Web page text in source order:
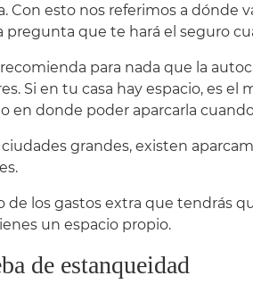
Con esto nos referimos a dónde
pregunta que te hará el seguro
para nada que la
Si en tu casa hay espacio, es
en donde poder aparcarla
ciudades grandes, existen
de los gastos extra que tendrás
un espacio propio.
de estanqueidad